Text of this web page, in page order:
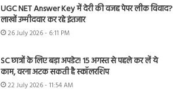
UGC NET Answer Key में देरी की वजह पेपर लीक विवाद?
लाखों उम्मीदवार कर रहे इंतजार
26 July 2026 - 6:11 PM
SC छात्रों के लिए बड़ा अपडेट! 15 अगस्त से पहले कर लें ये
काम, वरना अटक सकती है स्कॉलरशिप
22 July 2026 - 11:54 AM